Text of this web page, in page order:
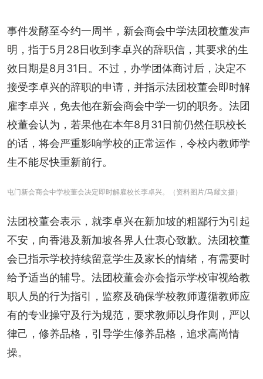
事件发酵至今约一周半，新会商会中学法团校董发声
明，指于5月28日收到李卓兴的辞职信，其要求的生
效日期是8月31日。不过，办学团体商讨后，决定不
接受李卓兴的辞职的申请，并指示法团校董会即时解
雇李卓兴，免去他在新会商会中学一切的职务。法团
校董会认为，若果他在本年8月31日前仍然任职校长
的话，将会严重影响学校的正常运作，令校内教师学
生不能尽快重新前行。
屯门新会商会中学校董会决定即时解雇校长李卓兴。（资料图片/马耀文摄）
法团校董会表示，就李卓兴在新加坡的粗鄙行为引起
不安，向香港及新加坡各界人仕衷心致歉。法团校董
会已指示学校持续留意学生及家长的情绪，有需要时
给予适当的辅导。法团校董会亦会指示学校审视给教
职人员的行为指引，监察及确保学校教师遵循教师应
有的专业操守及行为规范，要求教师以身作则，严以
律己，修养品格，引导学生修养品格，追求高尚情
操。